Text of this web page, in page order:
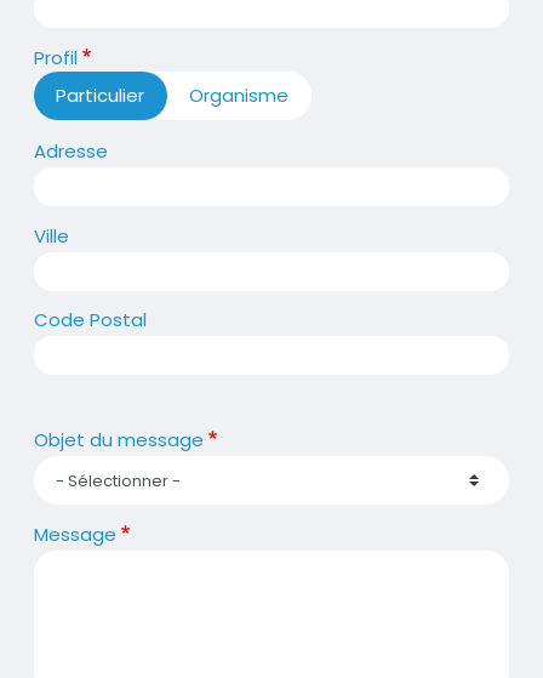
Profil
Particulier
Organisme
Adresse
Adresse
Ville
Code Postal
Objet du message
Message